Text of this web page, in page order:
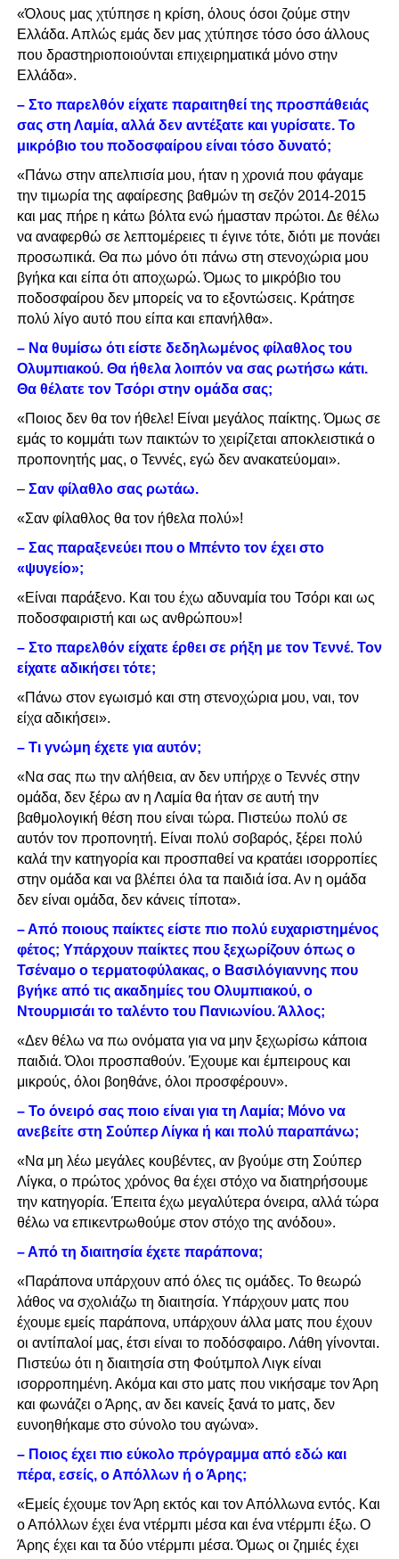
«Όλους μας χτύπησε η κρίση, όλους όσοι ζούμε στην
Ελλάδα. Απλώς εμάς δεν μας χτύπησε τόσο όσο άλλους
που δραστηριοποιούνται επιχειρηματικά μόνο στην
Ελλάδα».
– Στο παρελθόν είχατε παραιτηθεί της προσπάθειάς
σας στη Λαμία, αλλά δεν αντέξατε και γυρίσατε. Το
μικρόβιο του ποδοσφαίρου είναι τόσο δυνατό;
«Πάνω στην απελπισία μου, ήταν η χρονιά που φάγαμε
την τιμωρία της αφαίρεσης βαθμών τη σεζόν 2014-2015
και μας πήρε η κάτω βόλτα ενώ ήμασταν πρώτοι. Δε θέλω
να αναφερθώ σε λεπτομέρειες τι έγινε τότε, διότι με πονάει
προσωπικά. Θα πω μόνο ότι πάνω στη στενοχώρια μου
βγήκα και είπα ότι αποχωρώ. Όμως το μικρόβιο του
ποδοσφαίρου δεν μπορείς να το εξοντώσεις. Κράτησε
πολύ λίγο αυτό που είπα και επανήλθα».
– Να θυμίσω ότι είστε δεδηλωμένος φίλαθλος του
Ολυμπιακού. Θα ήθελα λοιπόν να σας ρωτήσω κάτι.
Θα θέλατε τον Τσόρι στην ομάδα σας;
«Ποιος δεν θα τον ήθελε! Είναι μεγάλος παίκτης. Όμως σε
εμάς το κομμάτι των παικτών το χειρίζεται αποκλειστικά ο
προπονητής μας, ο Τεννές, εγώ δεν ανακατεύομαι».
–Σαν φίλαθλο σας ρωτάω.
«Σαν φίλαθλος θα τον ήθελα πολύ»!
– Σας παραξενεύει που ο Μπέντο τον έχει στο
«ψυγείο»;
«Είναι παράξενο. Και του έχω αδυναμία του Τσόρι και ως
ποδοσφαιριστή και ως ανθρώπου»!
– Στο παρελθόν είχατε έρθει σε ρήξη με τον Τεννέ. Τον
είχατε αδικήσει τότε;
«Πάνω στον εγωισμό και στη στενοχώρια μου, ναι, τον
είχα αδικήσει».
– Τι γνώμη έχετε για αυτόν;
«Να σας πω την αλήθεια, αν δεν υπήρχε ο Τεννές στην
ομάδα, δεν ξέρω αν η Λαμία θα ήταν σε αυτή την
βαθμολογική θέση που είναι τώρα. Πιστεύω πολύ σε
αυτόν τον προπονητή. Είναι πολύ σοβαρός, ξέρει πολύ
καλά την κατηγορία και προσπαθεί να κρατάει ισορροπίες
στην ομάδα και να βλέπει όλα τα παιδιά ίσα. Αν η ομάδα
δεν είναι ομάδα, δεν κάνεις τίποτα».
– Από ποιους παίκτες είστε πιο πολύ ευχαριστημένος
φέτος; Υπάρχουν παίκτες που ξεχωρίζουν όπως ο
Τσέναμο ο τερματοφύλακας, ο Βασιλόγιαννης που
βγήκε από τις ακαδημίες του Ολυμπιακού, ο
Ντουρμισάι το ταλέντο του Πανιωνίου. Άλλος;
«Δεν θέλω να πω ονόματα για να μην ξεχωρίσω κάποια
παιδιά. Όλοι προσπαθούν. Έχουμε και έμπειρους και
μικρούς, όλοι βοηθάνε, όλοι προσφέρουν».
– Το όνειρό σας ποιο είναι για τη Λαμία; Μόνο να
ανεβείτε στη Σούπερ Λίγκα ή και πολύ παραπάνω;
«Να μη λέω μεγάλες κουβέντες, αν βγούμε στη Σούπερ
Λίγκα, ο πρώτος χρόνος θα έχει στόχο να διατηρήσουμε
την κατηγορία. Έπειτα έχω μεγαλύτερα όνειρα, αλλά τώρα
θέλω να επικεντρωθούμε στον στόχο της ανόδου».
– Από τη διαιτησία έχετε παράπονα;
«Παράπονα υπάρχουν από όλες τις ομάδες. Το θεωρώ
λάθος να σχολιάζω τη διαιτησία. Υπάρχουν ματς που
έχουμε εμείς παράπονα, υπάρχουν άλλα ματς που έχουν
οι αντίπαλοί μας, έτσι είναι το ποδόσφαιρο. Λάθη γίνονται.
Πιστεύω ότι η διαιτησία στη Φούτμπολ Λιγκ είναι
ισορροπημένη. Ακόμα και στο ματς που νικήσαμε τον Άρη
και φωνάζει ο Άρης, αν δει κανείς ξανά το ματς, δεν
ευνοηθήκαμε στο σύνολο του αγώνα».
– Ποιος έχει πιο εύκολο πρόγραμμα από εδώ και
πέρα, εσείς, ο Απόλλων ή ο Άρης;
«Εμείς έχουμε τον Άρη εκτός και τον Απόλλωνα εντός. Και
ο Απόλλων έχει ένα ντέρμπι μέσα και ένα ντέρμπι έξω. Ο
Άρης έχει και τα δύο ντέρμπι μέσα. Όμως οι ζημιές έχει